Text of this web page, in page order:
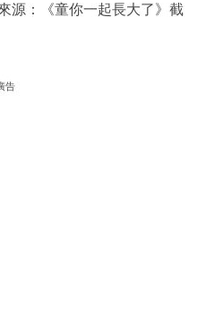
源：《童你一起長大了》截
告